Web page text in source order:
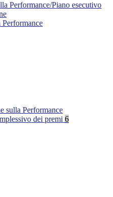
Performance/Piano esecutivo
sulla Performance
dei premi 6